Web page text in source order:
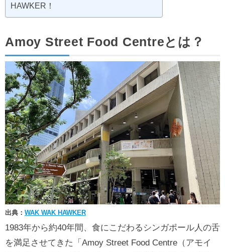
HAWKER！
Amoy Street Food Centreとは？
出典： WAK WAK HAWKER
1983年から約40年間、食にこだわるシンガポール人の舌
を満足させてきた「Amoy Street Food Centre（アモイ